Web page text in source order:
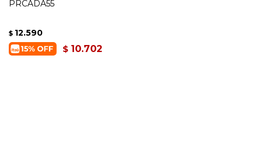
PRCADA55
$ 12.590
$ 10.702